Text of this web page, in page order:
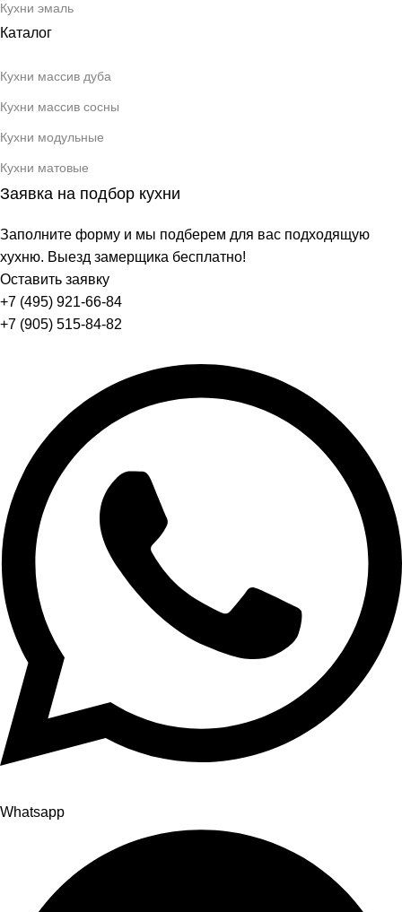
Кухни эмаль
Каталог
Кухни массив дуба
Кухни массив сосны
Кухни модульные
Кухни матовые
Заявка на подбор кухни
Заполните форму и мы подберем для вас подходящую
хухню. Выезд замерщика бесплатно!
Оставить заявку
+7 (495) 921-66-84
+7 (905) 515-84-82
Whatsapp